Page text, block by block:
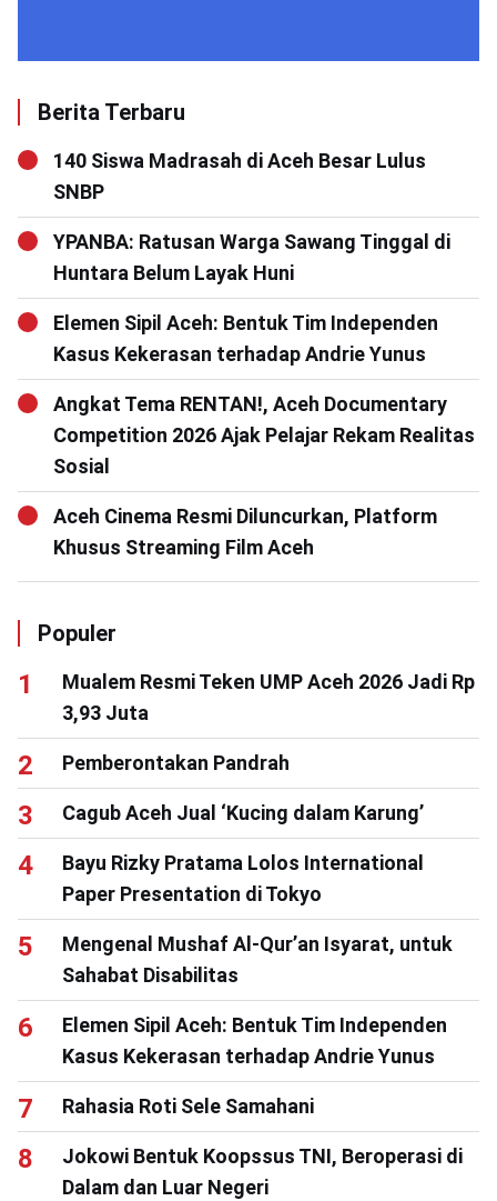
Berita Terbaru
140 Siswa Madrasah di Aceh Besar Lulus
SNBP
YPANBA: Ratusan Warga Sawang Tinggal di
Huntara Belum Layak Huni
Elemen Sipil Aceh: Bentuk Tim Independen
Kasus Kekerasan terhadap Andrie Yunus
Angkat Tema RENTAN!, Aceh Documentary
Competition 2026 Ajak Pelajar Rekam Realitas
Sosial
Aceh Cinema Resmi Diluncurkan, Platform
Khusus Streaming Film Aceh
Populer
Mualem Resmi Teken UMP Aceh 2026 Jadi Rp
3,93 Juta
Pemberontakan Pandrah
Cagub Aceh Jual ‘Kucing dalam Karung’
Bayu Rizky Pratama Lolos International
Paper Presentation di Tokyo
Mengenal Mushaf Al-Qur’an Isyarat, untuk
Sahabat Disabilitas
Elemen Sipil Aceh: Bentuk Tim Independen
Kasus Kekerasan terhadap Andrie Yunus
Rahasia Roti Sele Samahani
Jokowi Bentuk Koopssus TNI, Beroperasi di
Dalam dan Luar Negeri